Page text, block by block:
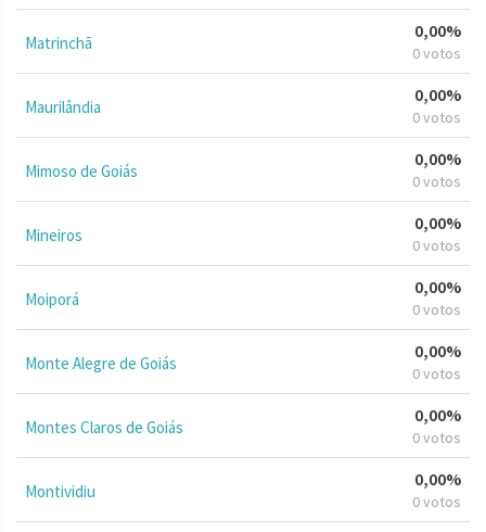
Matrinchã
0,00%
0 votos
Maurilândia
0,00%
0 votos
Mimoso de Goiás
0,00%
0 votos
Mineiros
0,00%
0 votos
Moiporá
0,00%
0 votos
Monte Alegre de Goiás
0,00%
0 votos
Montes Claros de Goiás
0,00%
0 votos
Montividiu
0,00%
0 votos